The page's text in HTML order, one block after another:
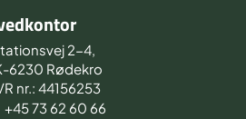
2-4,
6230 Rødekro
nr.: 44156253
+45 73 62 60 66